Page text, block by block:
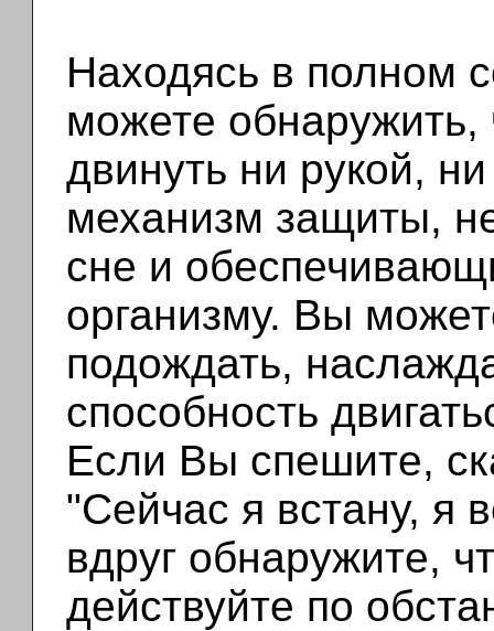
Находясь в полном
можете обнаружить,
двинуть ни рукой,
механизм защиты,
сне и
организму. Вы
подождать,
способность
Если Вы спешите,
"Сейчас я встану, я
вдруг обнаружите,
действуйте по